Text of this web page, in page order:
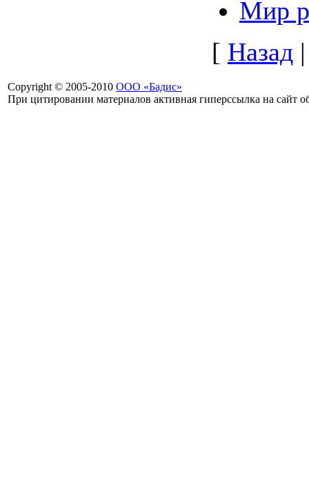
Мир
[ Назад
Copyright © 2005-2010 ООО «Бадис»
При цитировании материалов активная гиперссылка на сайт